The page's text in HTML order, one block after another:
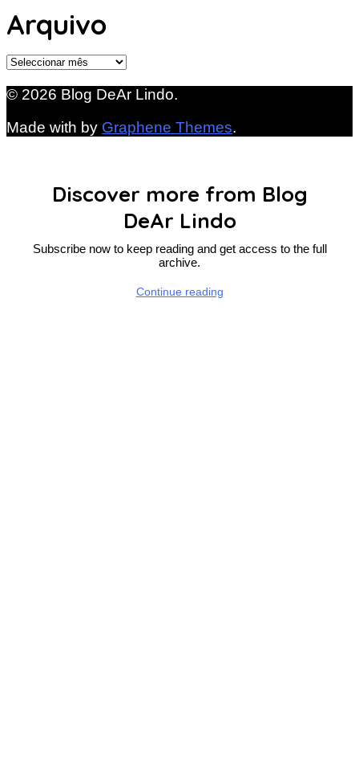
Arquivo
Arquivo
© 2026 Blog DeAr Lindo.
Made with by Graphene Themes.
Discover more from Blog
DeAr Lindo
Subscribe now to keep reading and get access to the full
archive.
Continue reading